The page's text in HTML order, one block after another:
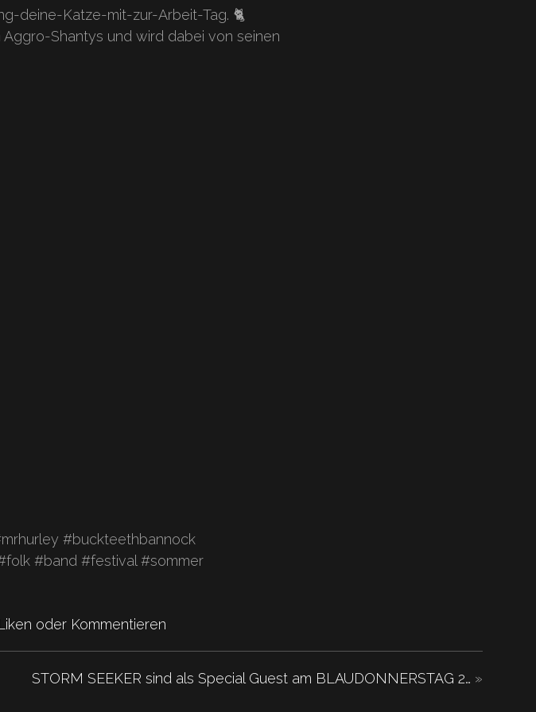
deine-Katze-mit-zur-Arbeit-Tag. 🐈
Shantys und wird dabei von seinen
#buckteethbannock
#band #festival #sommer
oder Kommentieren
STORM SEEKER sind als Special Guest am BLAUDONNERSTAG 2… »